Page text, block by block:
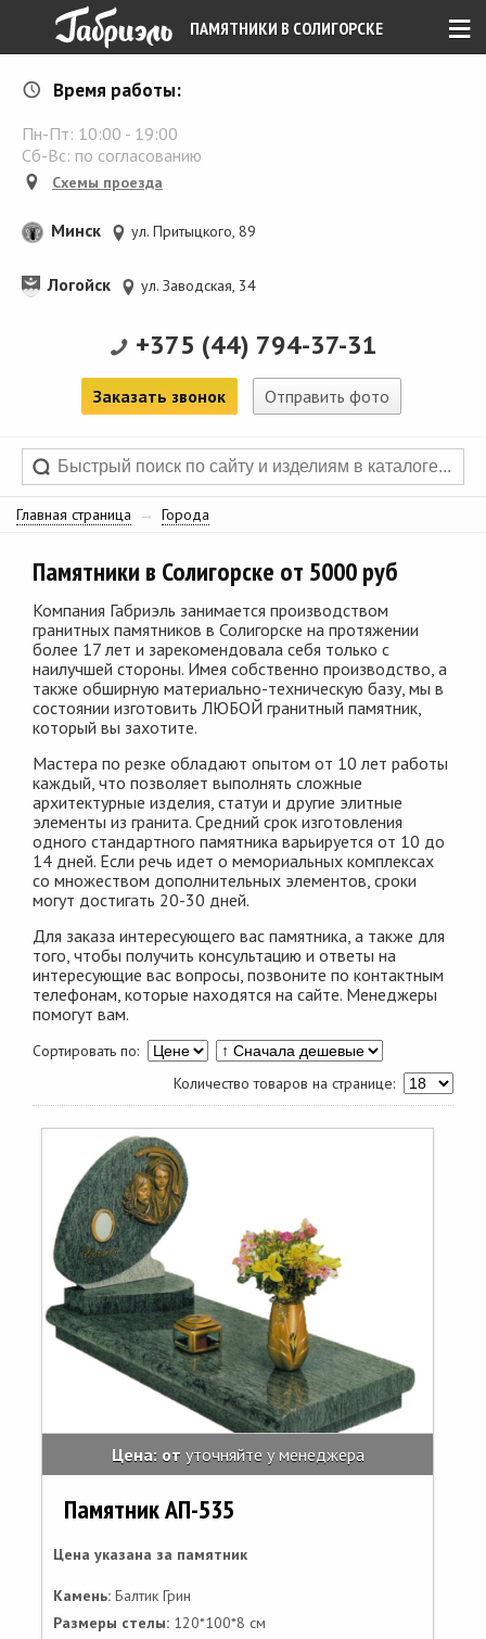
≡
ПАМЯТНИКИ В СОЛИГОРСКЕ
Время работы:
Пн-Пт: 10:00 - 19:00
Сб-Вс: по согласованию
Схемы проезда
Минск ул. Притыцкого, 89
Логойск ул. Заводская, 34
+375 (44) 794-37-31
Заказать звонок Отправить фото
Главная страница → Города
Памятники в Солигорске от 5000 руб
Компания Габриэль занимается производством
гранитных памятников в Солигорске на протяжении
более 17 лет и зарекомендовала себя только с
наилучшей стороны. Имея собственно производство, а
также обширную материально-техническую базу, мы в
состоянии изготовить ЛЮБОЙ гранитный памятник,
который вы захотите.
Мастера по резке обладают опытом от 10 лет работы
каждый, что позволяет выполнять сложные
архитектурные изделия, статуи и другие элитные
элементы из гранита. Средний срок изготовления
одного стандартного памятника варьируется от 10 до
14 дней. Если речь идет о мемориальных комплексах
со множеством дополнительных элементов, сроки
могут достигать 20-30 дней.
Для заказа интересующего вас памятника, а также для
того, чтобы получить консультацию и ответы на
интересующие вас вопросы, позвоните по контактным
телефонам, которые находятся на сайте. Менеджеры
помогут вам.
Сортировать по:
Количество товаров на странице:
Цена: от уточняйте у менеджера
Памятник АП-535
Цена указана за памятник
Камень: Балтик Грин
Размеры стелы: 120*100*8 см